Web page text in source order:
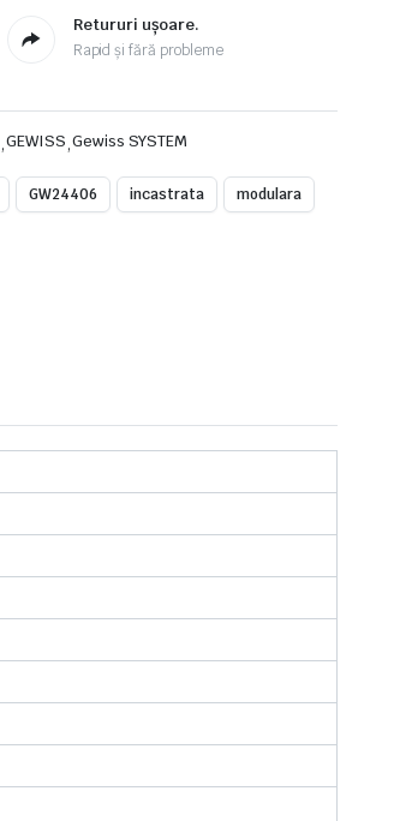
Retururi ușoare.
Rapid și fără probleme
,GEWISS,Gewiss SYSTEM
GW24406 incastrata modulara